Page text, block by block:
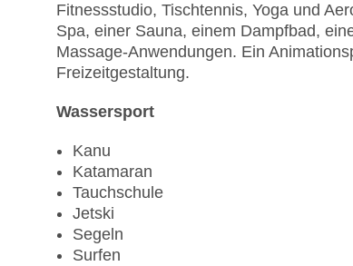
Fitnessstudio, Tischtennis, Yoga und
Spa, einer Sauna, einem Dampfbad,
Massage-Anwendungen. Ein
Freizeitgestaltung.
Wassersport
Kanu
Katamaran
Tauchschule
Jetski
Segeln
Surfen